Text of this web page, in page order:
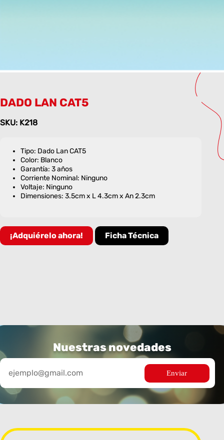
DADO LAN CAT5
SKU: K218
Tipo: Dado Lan CAT5
Color: Blanco
Garantía: 3 años
Corriente Nominal: Ninguno
Voltaje: Ninguno
Dimensiones: 3.5cm x L 4.3cm x An 2.3cm
¡Adquiérelo ahora! Ficha Técnica
Nuestras novedades